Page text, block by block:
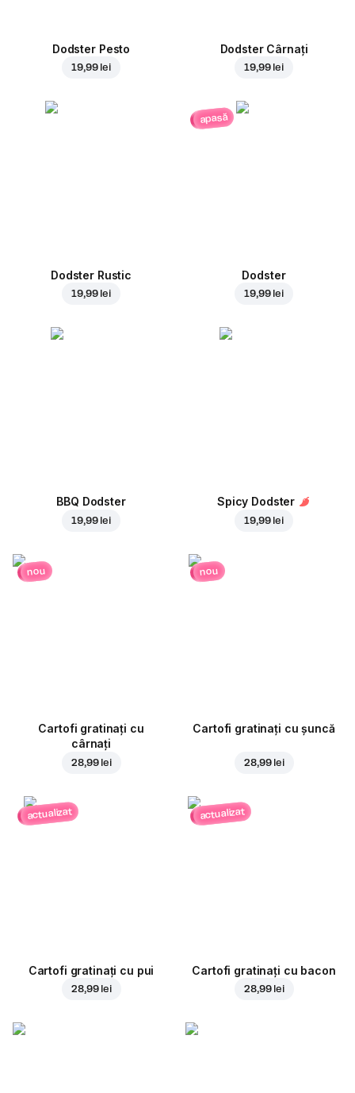
Dodster Pesto
19,99 lei
Dodster Cârnați
19,99 lei
Dodster Rustic
19,99 lei
apasă
Dodster
19,99 lei
BBQ Dodster
19,99 lei
Spicy Dodster
19,99 lei
nou
Cartofi gratinați cu
cârnați
28,99 lei
nou
Cartofi gratinați cu șuncă
28,99 lei
actualizat
Cartofi gratinați cu pui
28,99 lei
actualizat
Cartofi gratinați cu bacon
28,99 lei